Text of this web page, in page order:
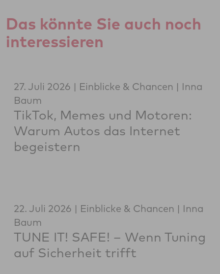
Das könnte Sie auch noch
interessieren
27. Juli 2026 Einblicke & Chancen
Inna
Baum
TikTok, Memes und Motoren:
Warum Autos das Internet
begeistern
22. Juli 2026 Einblicke & Chancen
Inna
Baum
TUNE IT! SAFE! – Wenn Tuning
auf Sicherheit trifft